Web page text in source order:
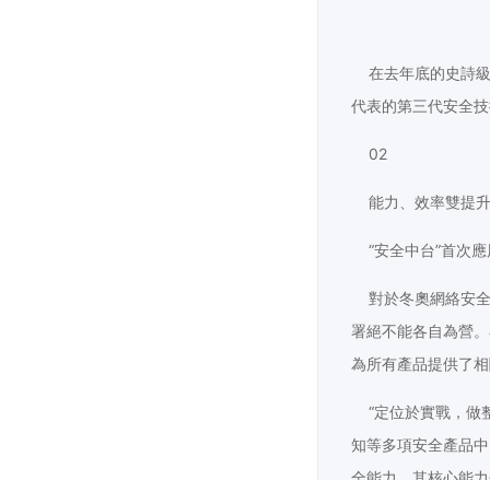
在去年底的史詩級
代表的第三代安全
02
能力、效率雙提升
“安全中台”首次
對於冬奧網絡安全
署絕不能各自為營
為所有產品提供了
“定位於實戰，做
知等多項安全產品